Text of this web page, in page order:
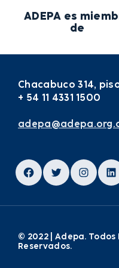
ADEPA es
de
Chacabuco 314,
+ 54 11 4331 1500
Facebook
Twitter
© 2022 | Adepa. Todos
Reservados.